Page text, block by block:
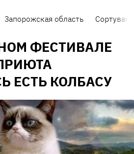
Запорожская область
ФЕСТИВАЛЕ
ЕСТЬ КОЛБАСУ